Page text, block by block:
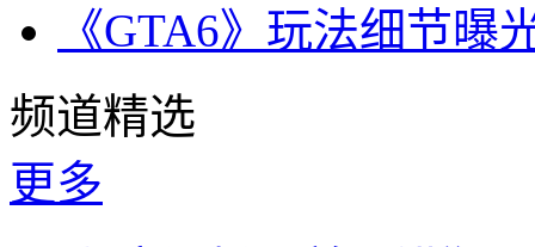
《GTA6》玩法细节
频道精选
更多